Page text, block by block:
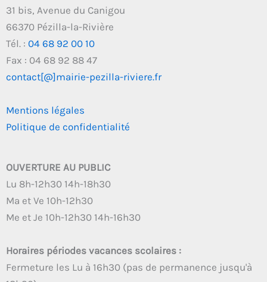
31 bis, Avenue du Canigou
66370 Pézilla-la-Rivière
Tél. : 04 68 92 00 10
Fax : 04 68 92 88 47
contact[@]mairie-pezilla-riviere.fr
Mentions légales
Politique de confidentialité
OUVERTURE AU PUBLIC
Lu 8h-12h30 14h-18h30
Ma et Ve 10h-12h30
Me et Je 10h-12h30 14h-16h30
Horaires périodes vacances scolaires :
Fermeture les Lu à 16h30 (pas de permanence jusqu'à